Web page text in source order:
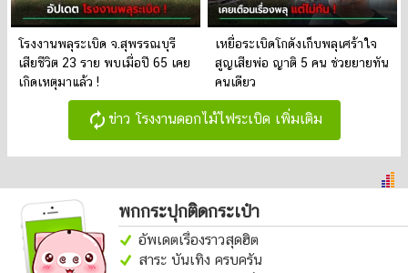
โรงงานพลุระเบิด จ.สุพรรณบุรี
เสียชีวิต 23 ราย พบเมื่อปี 65 เคย
เกิดเหตุมาแล้ว !
เหยื่อระเบิดโกดังเก็บพลุเศร้าใจ
สูญเสียพ่อ ญาติ 5 คน ช่วยยายทัน
คนเดียว
autorenew ข่าว โรงงานดอกไม้ไฟระเบิด เพิ่มเติม
พกกระปุกติดกระเป๋า
อัพเดตเรื่องราวสุดฮิต
สาระ บันเทิง ครบครัน